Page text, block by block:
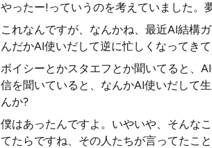
やったー!っていうのを考えていました。
これなんですが、なんかね、最近AI結構
んだかAI使いだして逆に忙しくなってきて
ボイシーとかスタエフとか聞いてると、
信を聞いていると、なんかAI使いだして
んか?
僕はあったんですよ。いやいや、そんな
てたらですね、その人たちが言ってたこ